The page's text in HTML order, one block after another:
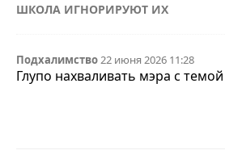
ШКОЛА ИГНОРИРУЮТ ИХ
Подхалимство22 июня 2026 11:28
Глупо нахваливать мэра с